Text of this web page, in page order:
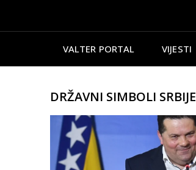
VALTER PORTAL VIJESTI
DRŽAVNI SIMBOLI SRBIJE